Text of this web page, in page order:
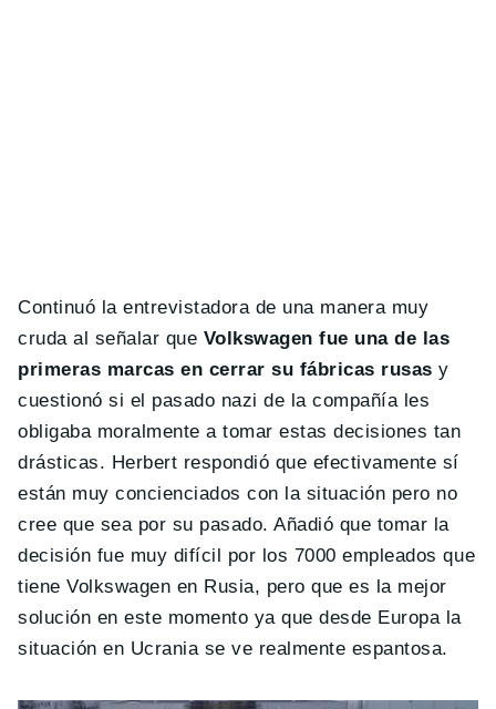
Continuó la entrevistadora de una manera muy
cruda al señalar que Volkswagen fue una de las
primeras marcas en cerrar su fábricas rusas y
cuestionó si el pasado nazi de la compañía les
obligaba moralmente a tomar estas decisiones tan
drásticas. Herbert respondió que efectivamente sí
están muy concienciados con la situación pero no
cree que sea por su pasado. Añadió que tomar la
decisión fue muy difícil por los 7000 empleados que
tiene Volkswagen en Rusia, pero que es la mejor
solución en este momento ya que desde Europa la
situación en Ucrania se ve realmente espantosa.